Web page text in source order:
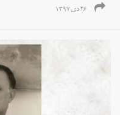
۲۶ دی ۱۳۹۷